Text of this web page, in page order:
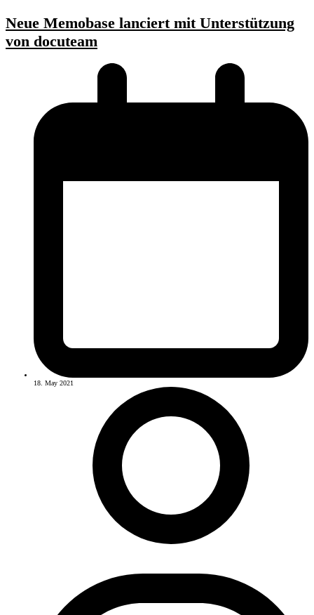
Neue Memobase lanciert mit Unterstützung
von docuteam
18. May 2021